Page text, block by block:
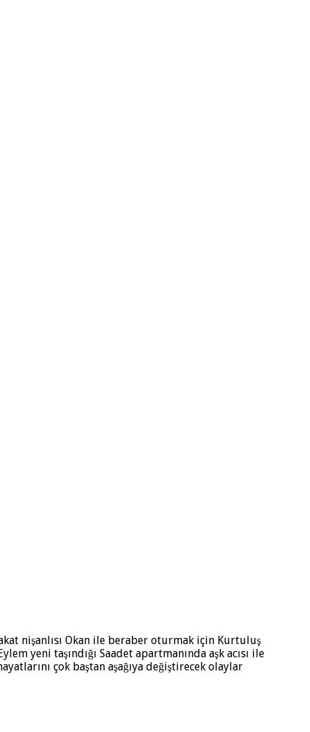
nişanlısı Okan ile beraber oturmak için Kurtuluş
yeni taşındığı Saadet apartmanında aşk acısı ile
çok baştan aşağıya değiştirecek olaylar